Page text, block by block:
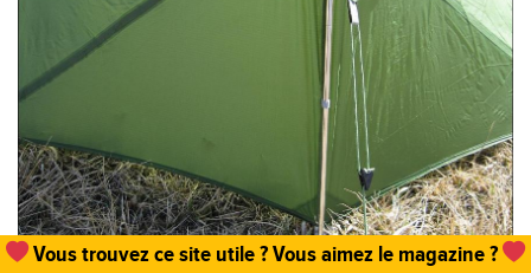
Vous trouvez ce site utile ? Vous aimez le magazine ?